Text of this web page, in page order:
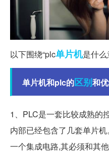
以下围绕“plc单片机是什么
单片机和plc的区别和
1、PLC是一套比较成熟的
内部已经包含了几套单片
一个集成电路,其必须和其